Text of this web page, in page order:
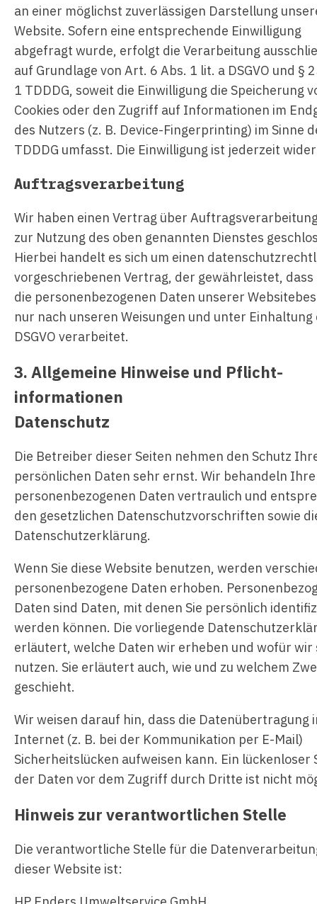
an einer möglichst zuverlässigen Darstellung
Website. Sofern eine entsprechende Einwilligung
abgefragt wurde, erfolgt die Verarbeitung
auf Grundlage von Art. 6 Abs. 1 lit. a DSGVO und §
1 TDDDG, soweit die Einwilligung die Speicherung
Cookies oder den Zugriff auf Informationen im
des Nutzers (z. B. Device-Fingerprinting) im Sinne
TDDDG umfasst. Die Einwilligung ist jederzeit
Auftragsverarbeitung
Wir haben einen Vertrag über
zur Nutzung des oben genannten Dienstes
Hierbei handelt es sich um einen
vorgeschriebenen Vertrag, der gewährleistet, dass
die personenbezogenen Daten unserer
nur nach unseren Weisungen und unter Einhaltung
DSGVO verarbeitet.
3. Allgemeine Hinweise und Pflicht­
informationen
Datenschutz
Die Betreiber dieser Seiten nehmen den Schutz
persönlichen Daten sehr ernst. Wir behandeln Ihre
personenbezogenen Daten vertraulich und
den gesetzlichen Datenschutzvorschriften sowie
Datenschutzerklärung.
Wenn Sie diese Website benutzen, werden
personenbezogene Daten erhoben.
Daten sind Daten, mit denen Sie persönlich
werden können. Die vorliegende
erläutert, welche Daten wir erheben und wofür wir
nutzen. Sie erläutert auch, wie und zu welchem
geschieht.
Wir weisen darauf hin, dass die Datenübertragung
Internet (z. B. bei der Kommunikation per E-Mail)
Sicherheitslücken aufweisen kann. Ein lückenloser
der Daten vor dem Zugriff durch Dritte ist nicht
Hinweis zur verantwortlichen Stelle
Die verantwortliche Stelle für die
dieser Website ist: